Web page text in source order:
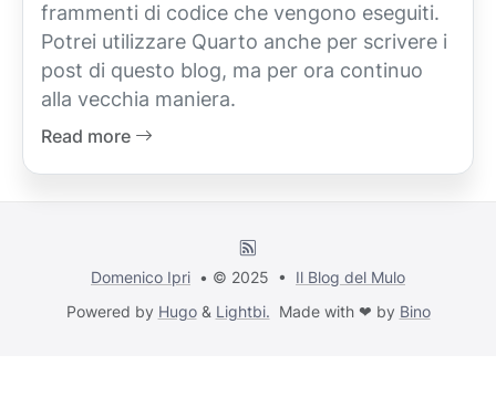
frammenti di codice che vengono eseguiti.
Potrei utilizzare Quarto anche per scrivere i
post di questo blog, ma per ora continuo
alla vecchia maniera.
Read more
Domenico Ipri • © 2025 • Il Blog del Mulo
Powered by Hugo& Lightbi. Made with ❤ by Bino